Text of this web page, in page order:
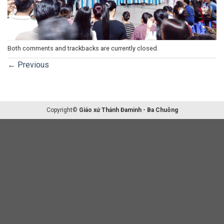
Both comments and trackbacks are currently closed.
← Previous
Copyright© Giáo xứ Thánh Đaminh - Ba Chuông